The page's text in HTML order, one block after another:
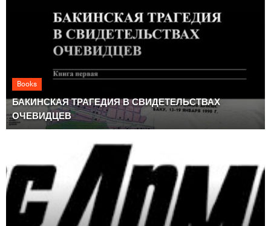
Books
БАКИНСКАЯ ТРАГЕДИЯ В СВИДЕТЕЛЬСТВАХ
ОЧЕВИДЦЕВ